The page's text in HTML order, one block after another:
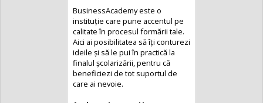
BusinessAcademy este o
instituție care pune accentul pe
calitate în procesul formării tale.
Aici ai posibilitatea să îți conturezi
ideile și să le pui în practică la
finalul școlarizării, pentru că
beneficiezi de tot suportul de
care ai nevoie.